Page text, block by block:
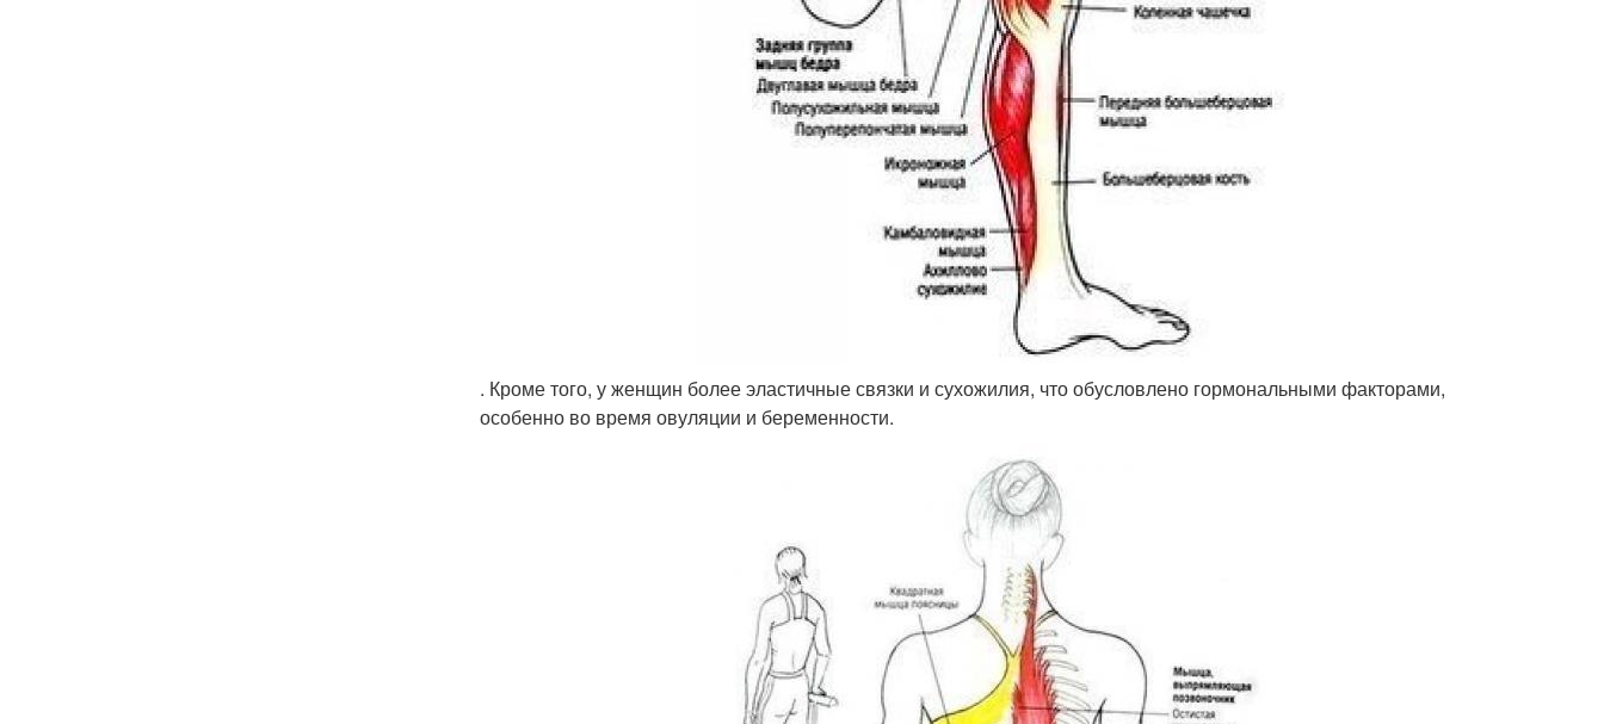
. Кроме того, у женщин более эластичные связки и сухожилия, что обусловлено гормональными факторами,
особенно во время овуляции и беременности.